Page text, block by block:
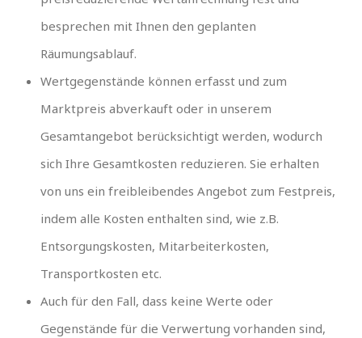
besprechen mit Ihnen den geplanten
Räumungsablauf.
Wertgegenstände können erfasst und zum
Marktpreis abverkauft oder in unserem
Gesamtangebot berücksichtigt werden, wodurch
sich Ihre Gesamtkosten reduzieren. Sie erhalten
von uns ein freibleibendes Angebot zum Festpreis,
indem alle Kosten enthalten sind, wie z.B.
Entsorgungskosten, Mitarbeiterkosten,
Transportkosten etc.
Auch für den Fall, dass keine Werte oder
Gegenstände für die Verwertung vorhanden sind,